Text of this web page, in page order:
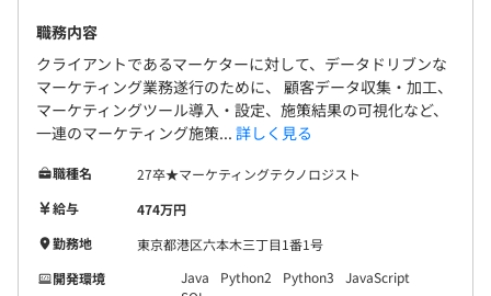
・Brandwatch ソーシャルメディアアナリティクス
・Tableau ビジネス・インテリジェンスツール
・Altair Analytics 統計解析・ビッグデータ加工システム
◆クラウドプラットフォーム
・Microsoft Azure
・Google Cloud
・Amazon Web Service
・Snowflake
賞与：年2回 ※初年度のみ固定賞与
給与査定：年2回（2月、8月）
社会保険完備（健康保険〈関東ITソフトウェア健康保険組
合加入〉・厚生年金保険、雇用保険・労災保険）
境となりました。 ★★当社の事業領域★★ 〜データ
にまつわる技術と専門性を駆使した2種類のサービス
を組み合わせ、企業のデータ活用、DX課題の解決を
支援しています〜 1.プロフェッショナルサービス事
業 プロダクト事業 データ分析、システム開発を含む
コンサルティング、 人的支援を通じて、顧客企業の
データ活用を支援 （データサイエンティスト200名
以上、ビジネスコンサルタント50名以上、エンジニ
ア100名以上在籍） 2.プロダクト事業 自社プロダク
トや、独自性の強い海外プロダクトの提供を通じ
職務内容
クライアントであるマーケターに対して、データドリブンな
マーケティング業務遂行のために、 顧客データ収集・加工、
マーケティングツール導入・設定、施策結果の可視化など、
一連のマーケティング施策... 詳しく見る
職種名
27卒★マーケティングテクノロジスト
給与
474万円
勤務地
東京都港区六本木三丁目1番1号
開発環境
Java Python2 Python3
JavaScript